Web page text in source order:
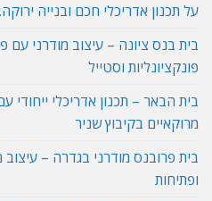
על תכנון אדריכלי חכם ובנייה ירוקה.
בית בנס ציונה – עיצוב מודרני עם
פונקציונליות וסטייל
בית הבאר – תכנון אדריכלי ייחודי
מרוקאיים בקיבוץ שניר
בית פרובנס מודרני בגדרה –
ופתיחות